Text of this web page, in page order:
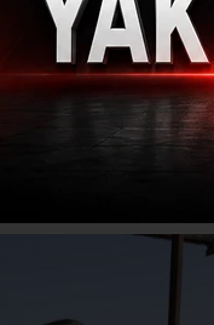
40
(İHA) - İhlas Haber